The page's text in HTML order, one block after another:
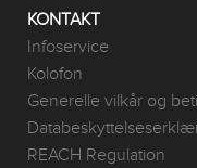
KONTAKT
Infoservice
Kolofon
Generelle vilkår og
REACH Regulation